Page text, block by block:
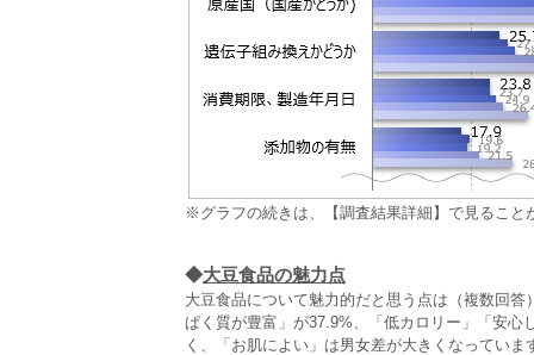
※グラフの続きは、【調査結果詳細】で見ること
◆大豆食品の魅力点
大豆食品について魅力的だと思う点は（複数回
ぱく質が豊富」が37.9%、「低カロリー」「安
く、「お肌によい」は男女差が大きくなっていま